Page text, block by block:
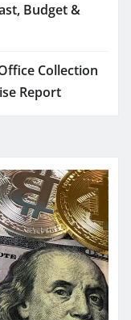
Budget &
Collection
Report